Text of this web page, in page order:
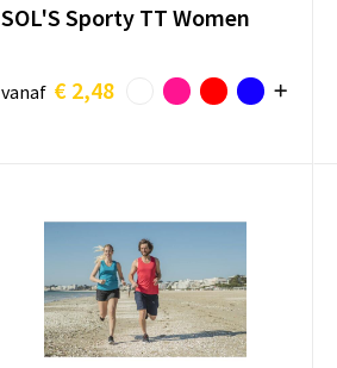
SOL'S Sporty TT Women
vanaf € 2,48